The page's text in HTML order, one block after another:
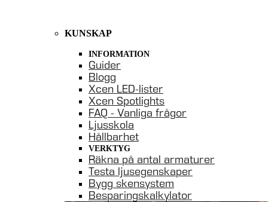
KUNSKAP
INFORMATION
Guider
Blogg
Xcen LED-lister
Xcen Spotlights
FAQ - Vanliga frågor
Ljusskola
Hållbarhet
VERKTYG
Räkna på antal armaturer
Testa ljusegenskaper
Bygg skensystem
Besparingskalkylator